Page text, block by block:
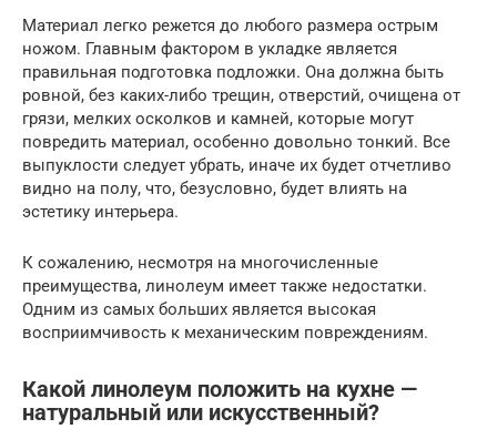
Материал легко режется до любого размера острым
ножом. Главным фактором в укладке является
правильная подготовка подложки. Она должна быть
ровной, без каких-либо трещин, отверстий, очищена от
грязи, мелких осколков и камней, которые могут
повредить материал, особенно довольно тонкий. Все
выпуклости следует убрать, иначе их будет отчетливо
видно на полу, что, безусловно, будет влиять на
эстетику интерьера.
К сожалению, несмотря на многочисленные
преимущества, линолеум имеет также недостатки.
Одним из самых больших является высокая
восприимчивость к механическим повреждениям.
Какой линолеум положить на кухне —
натуральный или искусственный?